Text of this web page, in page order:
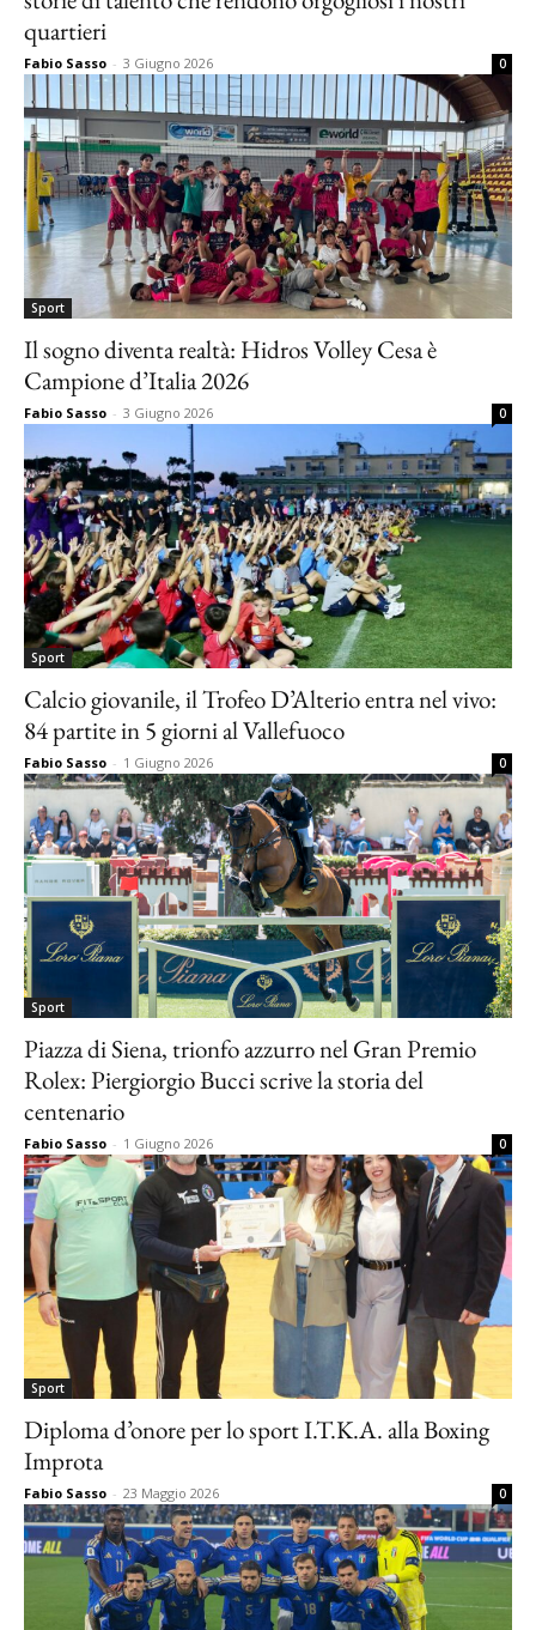
quartieri
Fabio Sasso - 3 Giugno 2026 0
Sport
Il sogno diventa realtà: Hidros Volley Cesa è
Campione d’Italia 2026
Fabio Sasso - 3 Giugno 2026 0
Sport
Calcio giovanile, il Trofeo D’Alterio entra nel vivo:
84 partite in 5 giorni al Vallefuoco
Fabio Sasso - 1 Giugno 2026 0
Sport
Piazza di Siena, trionfo azzurro nel Gran Premio
Rolex: Piergiorgio Bucci scrive la storia del
centenario
Fabio Sasso - 1 Giugno 2026 0
Sport
Diploma d’onore per lo sport I.T.K.A. alla Boxing
Improta
Fabio Sasso - 23 Maggio 2026 0